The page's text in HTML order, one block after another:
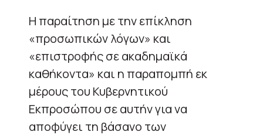
Η παραίτηση με την επίκληση
«προσωπικών λόγων» και
«επιστροφής σε ακαδημαϊκά
καθήκοντα» και η παραπομπή εκ
μέρους του Κυβερνητικού
Εκπροσώπου σε αυτήν για να
αποφύγει τη βάσανο των